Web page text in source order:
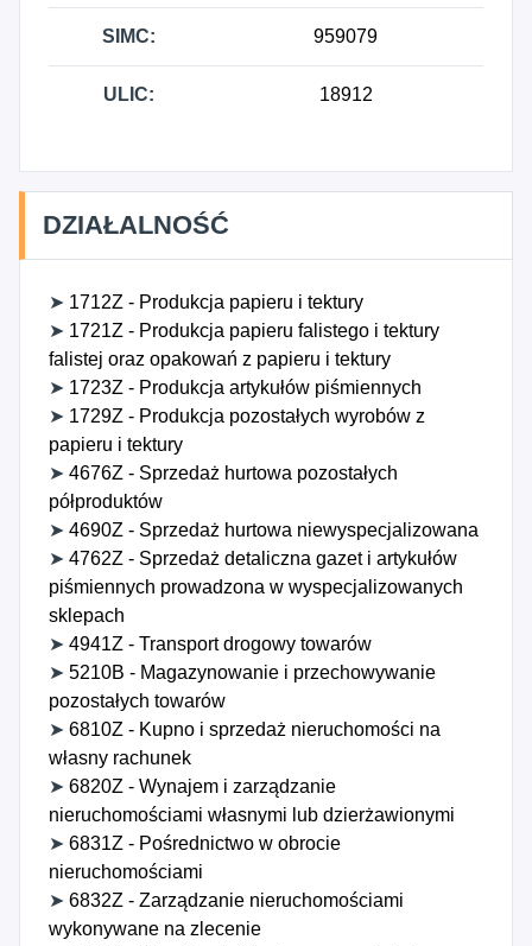
SIMC: 959079
ULIC: 18912
DZIAŁALNOŚĆ
➤ 1712Z - Produkcja papieru i tektury
➤ 1721Z - Produkcja papieru falistego i tektury
falistej oraz opakowań z papieru i tektury
➤ 1723Z - Produkcja artykułów piśmiennych
➤ 1729Z - Produkcja pozostałych wyrobów z
papieru i tektury
➤ 4676Z - Sprzedaż hurtowa pozostałych
półproduktów
➤ 4690Z - Sprzedaż hurtowa niewyspecjalizowana
➤ 4762Z - Sprzedaż detaliczna gazet i artykułów
piśmiennych prowadzona w wyspecjalizowanych
sklepach
➤ 4941Z - Transport drogowy towarów
➤ 5210B - Magazynowanie i przechowywanie
pozostałych towarów
➤ 6810Z - Kupno i sprzedaż nieruchomości na
własny rachunek
➤ 6820Z - Wynajem i zarządzanie
nieruchomościami własnymi lub dzierżawionymi
➤ 6831Z - Pośrednictwo w obrocie
nieruchomościami
➤ 6832Z - Zarządzanie nieruchomościami
wykonywane na zlecenie